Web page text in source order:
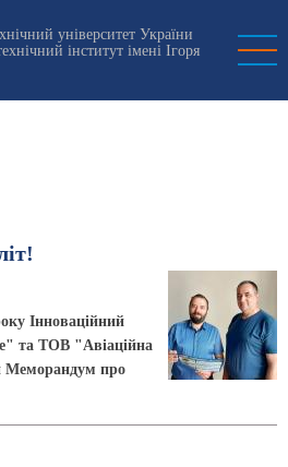
університет України
інститут імені Ігоря
Інноваційний
та ТОВ "Авіаційна
Меморандум про